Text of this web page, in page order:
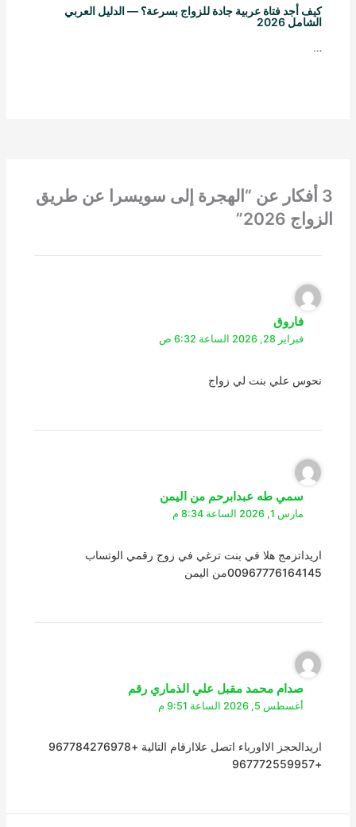
كيف أجد فتاة عربية جادة للزواج بسرعة؟ — الدليل العربي
الشامل 2026
…
3 أفكار عن “الهجرة إلى سويسرا عن طريق
الزواج 2026”
فاروق
فبراير 28, 2026 الساعة 6:32 ص
نحوس علي بنت لي زواج
سمي طه عبدابرحم من اليمن
مارس 1, 2026 الساعة 8:34 م
اريداتزمج هلا في بنت ترغي في زوج رقمي الوتساب
00967776164145من اليمن
صدام محمد مقبل علي الذماري رقم
أغسطس 5, 2026 الساعة 9:51 م
اريدالحجز الااورباء اتصل علاارقام التالية +967784276978
+967772559957